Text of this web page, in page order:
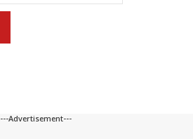
---Advertisement---